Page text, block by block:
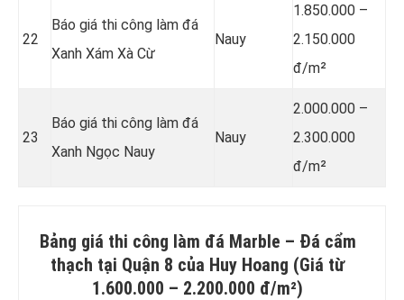
22
Báo giá thi công làm đá
Xanh Xám Xà Cừ
Nauy
1.850.000 –
2.150.000
đ/m²
23
Báo giá thi công làm đá
Xanh Ngọc Nauy
Nauy
2.000.000 –
2.300.000
đ/m²
Bảng giá thi công làm đá Marble – Đá cẩm
thạch tại Quận 8 của Huy Hoang (Giá từ
1.600.000 – 2.200.000 đ/m²)